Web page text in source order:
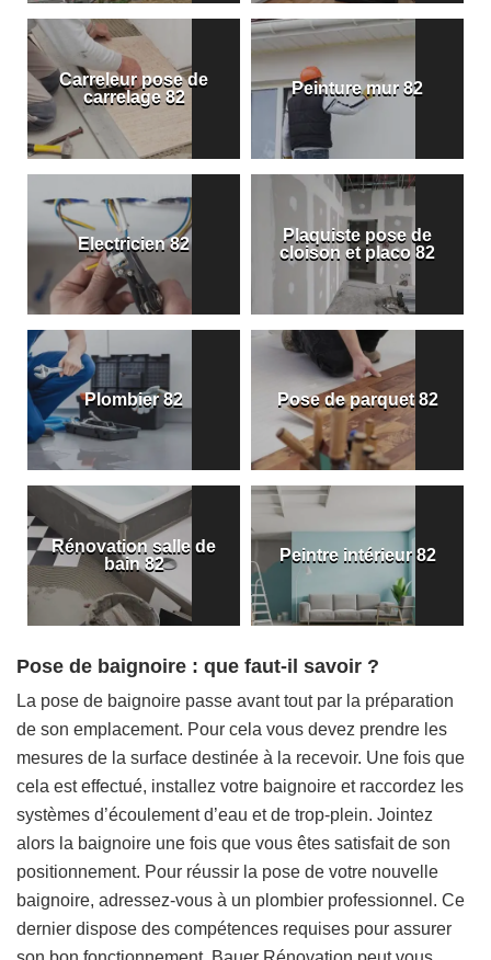
Carreleur pose de
carrelage 82
Peinture mur 82
Electricien 82
Plaquiste pose de
cloison et placo 82
Plombier 82 Pose de parquet 82
Rénovation salle de
bain 82
Peintre intérieur 82
Pose de baignoire : que faut-il savoir ?
La pose de baignoire passe avant tout par la préparation
de son emplacement. Pour cela vous devez prendre les
mesures de la surface destinée à la recevoir. Une fois que
cela est effectué, installez votre baignoire et raccordez les
systèmes d’écoulement d’eau et de trop-plein. Jointez
alors la baignoire une fois que vous êtes satisfait de son
positionnement. Pour réussir la pose de votre nouvelle
baignoire, adressez-vous à un plombier professionnel. Ce
dernier dispose des compétences requises pour assurer